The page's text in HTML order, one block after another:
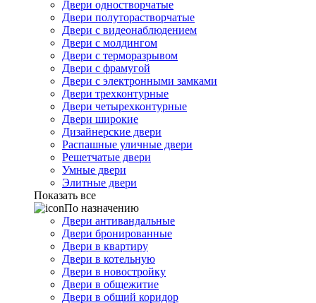
Двери одностворчатые
Двери полуторастворчатые
Двери с видеонаблюдением
Двери с молдингом
Двери с терморазрывом
Двери с фрамугой
Двери с электронными замками
Двери трехконтурные
Двери четырехконтурные
Двери широкие
Дизайнерские двери
Распашные уличные двери
Решетчатые двери
Умные двери
Элитные двери
Показать все
По назначению
Двери антивандальные
Двери бронированные
Двери в квартиру
Двери в котельную
Двери в новостройку
Двери в общежитие
Двери в общий коридор